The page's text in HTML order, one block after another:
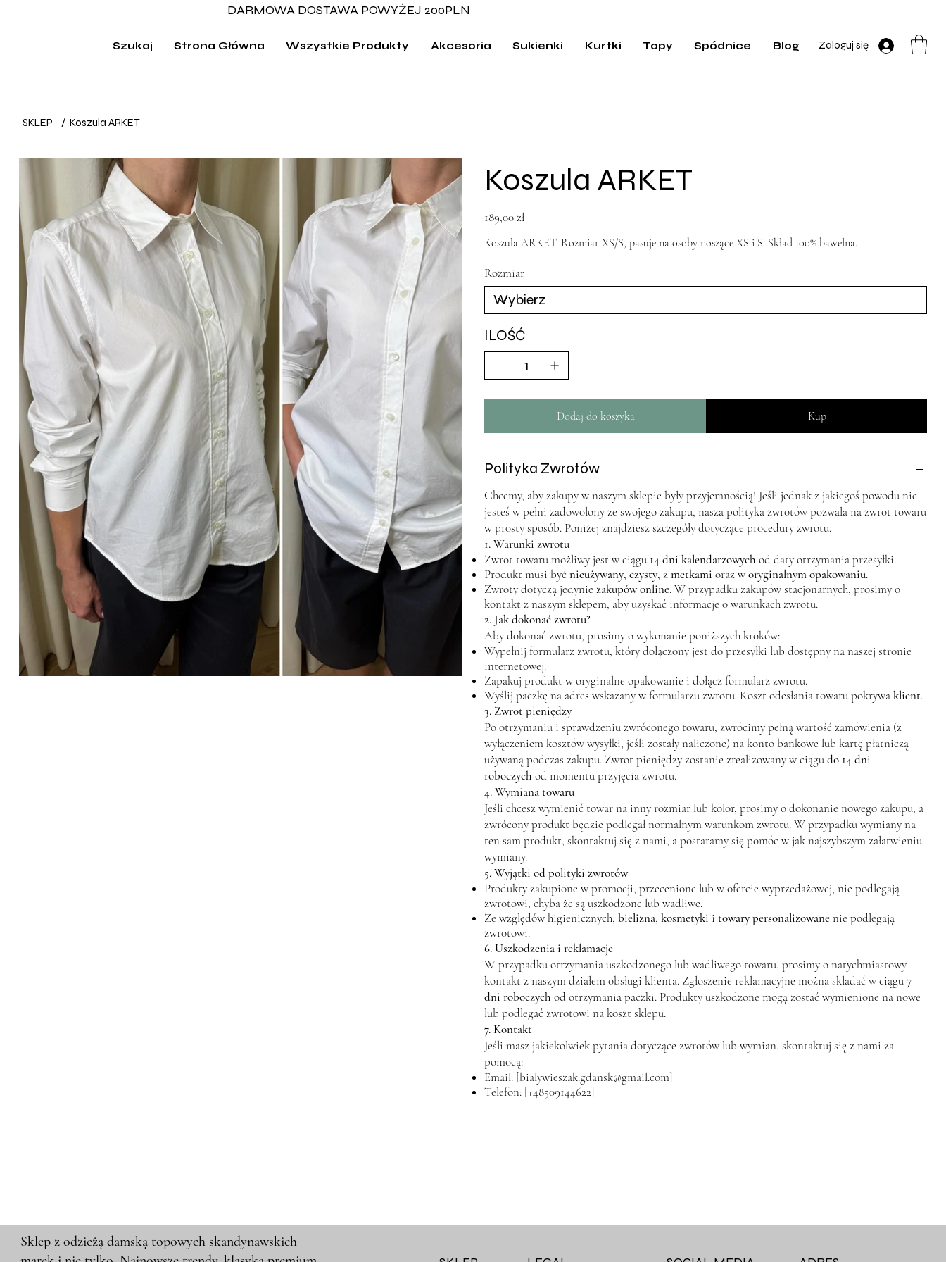
DARMOWA DOSTAWA POWYŻEJ 200PLN
Zaloguj się
Szukaj Strona Główna Wszystkie Produkty Akcesoria Sukienki Kurtki Topy Spódnice Blog
SKLEP / Koszula ARKET
Koszula ARKET
Cena
189,00 zł
Koszula ARKET. Rozmiar XS/S, pasuje na osoby noszące XS i S. Skład 100% bawełna.
Rozmiar
ILOŚĆ
Dodaj do koszyka Kup
Polityka Zwrotów
Chcemy, aby zakupy w naszym sklepie były przyjemnością! Jeśli jednak z jakiegoś powodu nie
jesteś w pełni zadowolony ze swojego zakupu, nasza polityka zwrotów pozwala na zwrot towaru
w prosty sposób. Poniżej znajdziesz szczegóły dotyczące procedury zwrotu.
1. Warunki zwrotu
Zwrot towaru możliwy jest w ciągu 14 dni kalendarzowych od daty otrzymania przesyłki.
Produkt musi być nieużywany, czysty, zmetkami oraz woryginalnym opakowaniu.
Zwroty dotyczą jedynie zakupów online. W przypadku zakupów stacjonarnych, prosimy o
kontakt z naszym sklepem, aby uzyskać informacje o warunkach zwrotu.
2. Jak dokonać zwrotu?
Aby dokonać zwrotu, prosimy o wykonanie poniższych kroków:
Wypełnij formularz zwrotu, który dołączony jest do przesyłki lub dostępny na naszej stronie
internetowej.
Zapakuj produkt w oryginalne opakowanie i dołącz formularz zwrotu.
Wyślij paczkę na adres wskazany w formularzu zwrotu. Koszt odesłania towaru pokrywaklient.
3. Zwrot pieniędzy
Po otrzymaniu i sprawdzeniu zwróconego towaru, zwrócimy pełną wartość zamówienia (z
wyłączeniem kosztów wysyłki, jeśli zostały naliczone) na konto bankowe lub kartę płatniczą
używaną podczas zakupu. Zwrot pieniędzy zostanie zrealizowany w ciągudo 14 dni
roboczych od momentu przyjęcia zwrotu.
4. Wymiana towaru
Jeśli chcesz wymienić towar na inny rozmiar lub kolor, prosimy o dokonanie nowego zakupu, a
zwrócony produkt będzie podlegał normalnym warunkom zwrotu. W przypadku wymiany na
ten sam produkt, skontaktuj się z nami, a postaramy się pomóc w jak najszybszym załatwieniu
wymiany.
5. Wyjątki od polityki zwrotów
Produkty zakupione w promocji, przecenione lub w ofercie wyprzedażowej, nie podlegają
zwrotowi, chyba że są uszkodzone lub wadliwe.
Ze względów higienicznych, bielizna, kosmetyki i towary personalizowanenie podlegają
zwrotowi.
6. Uszkodzenia i reklamacje
W przypadku otrzymania uszkodzonego lub wadliwego towaru, prosimy o natychmiastowy
kontakt z naszym działem obsługi klienta. Zgłoszenie reklamacyjne można składać w ciągu7
dni roboczych od otrzymania paczki. Produkty uszkodzone mogą zostać wymienione na nowe
lub podlegać zwrotowi na koszt sklepu.
7. Kontakt
Jeśli masz jakiekolwiek pytania dotyczące zwrotów lub wymian, skontaktuj się z nami za
pomocą:
Email: [bialywieszak.gdansk@gmail.com]
Telefon: [+48509144622]
Sklep z odzieżą damską topowych skandynawskich